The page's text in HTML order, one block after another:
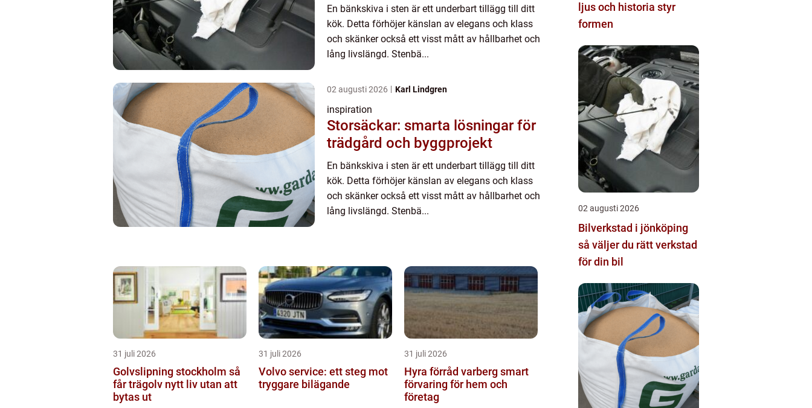
En bänkskiva i sten är ett underbart tillägg till ditt
kök. Detta förhöjer känslan av elegans och klass
och skänker också ett visst mått av hållbarhet och
lång livslängd. Stenbä...
02 augusti 2026 Karl Lindgren
inspiration
Storsäckar: smarta lösningar för
trädgård och byggprojekt
En bänkskiva i sten är ett underbart tillägg till ditt
kök. Detta förhöjer känslan av elegans och klass
och skänker också ett visst mått av hållbarhet och
lång livslängd. Stenbä...
31 juli 2026
Golvslipning stockholm så
får trägolv nytt liv utan att
bytas ut
31 juli 2026
Volvo service: ett steg mot
tryggare bilägande
31 juli 2026
Hyra förråd varberg smart
förvaring för hem och
företag
ljus och historia styr
formen
02 augusti 2026
Bilverkstad i jönköping
så väljer du rätt verkstad
för din bil